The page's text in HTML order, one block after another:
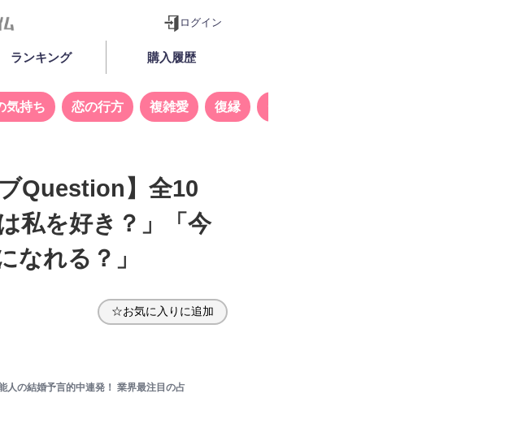
ログイン
ランキング 購入履歴
気持ち 恋の行方 複雑愛 復縁
Question】全10
私を好き？」「今
なれる？」
☆お気に入りに追加
人の結婚予言的中連発！ 業界最注目の占